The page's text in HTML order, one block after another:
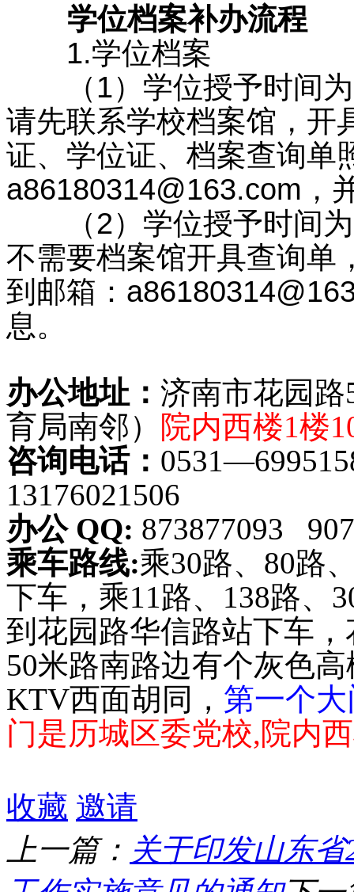
学位档案补办流程
1.学位档案
（1）学位授予时间为
请先联系学校档案馆，开
证、学位证、档案查询单
a86180314@163.com，
（2）学位授予时间为
不需要档案馆开具查询单
到邮箱：
息。
办公地址： 济南市花园路
育局南邻） 院内西楼1楼
咨询电话： 0531—
13176021506
办公QQ: 873877093
乘车路线:乘30路、 80路
下车，乘11路、 138路、
到花园路华信路站下车
50米路南路边有个灰色
KTV西面胡同， 第一个
门是历城区委党校,院内
收藏 邀请
上一篇： 关于印发山东